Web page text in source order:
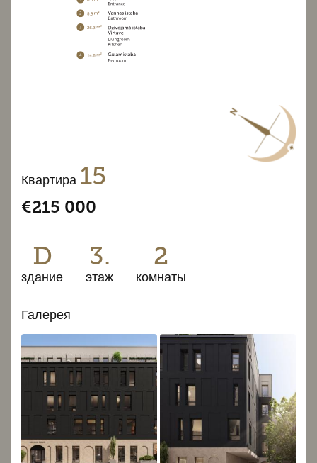
Квартира 15
€215 000
D
здание
3.
этаж
2
комнаты
Галерея